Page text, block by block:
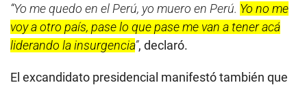
“Yo me quedo en el Perú, yo muero en Perú. Yo no me
voy a otro país, pase lo que pase me van a tener acá
liderando la insurgencia”, declaró.
El excandidato presidencial manifestó también que